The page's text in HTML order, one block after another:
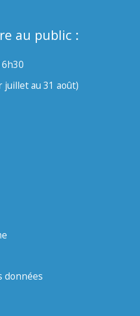
au public :
juillet au 31 août)
données